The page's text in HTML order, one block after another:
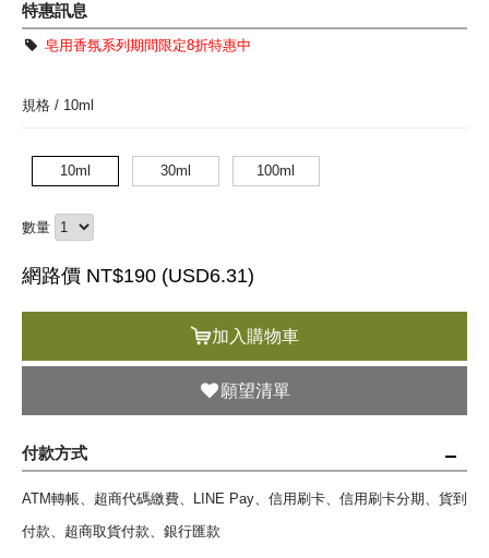
特惠訊息
皂用香氛系列期間限定8折特惠中
規格 / 10ml
10ml 30ml 100ml
數量
網路價 NT$190 (USD6.31)
加入購物車
願望清單
付款方式
ATM轉帳、超商代碼繳費、LINE Pay、信用刷卡、信用刷卡分期、貨到
付款、超商取貨付款、銀行匯款